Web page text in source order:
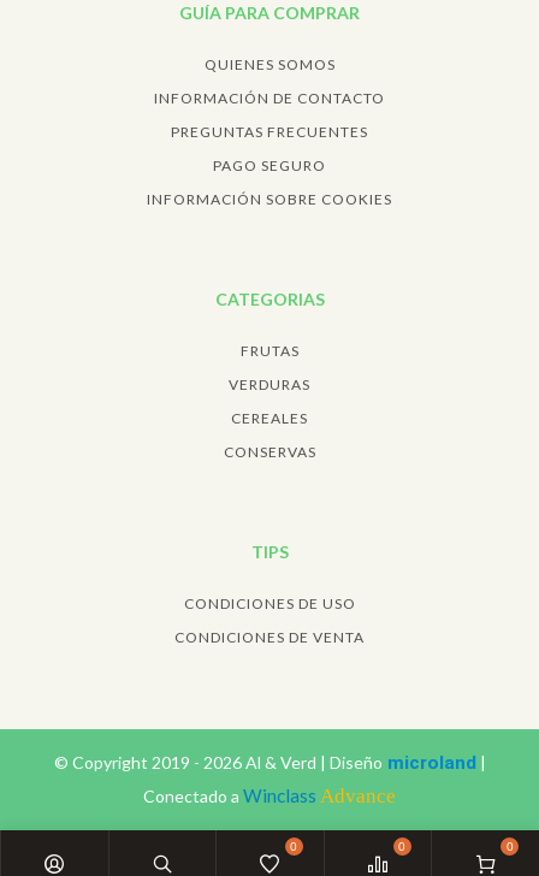
GUÍA PARA COMPRAR
QUIENES SOMOS
INFORMACIÓN DE CONTACTO
PREGUNTAS FRECUENTES
PAGO SEGURO
INFORMACIÓN SOBRE COOKIES
CATEGORIAS
FRUTAS
VERDURAS
CEREALES
CONSERVAS
TIPS
CONDICIONES DE USO
CONDICIONES DE VENTA
© Copyright 2019 - 2026Al & Verd | Diseño microland |
Conectado a Winclass Advance
0 0 0